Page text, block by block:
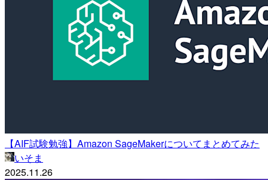
【AIF試験勉強】Amazon SageMakerについてまとめてみた
いそま
2025.11.26